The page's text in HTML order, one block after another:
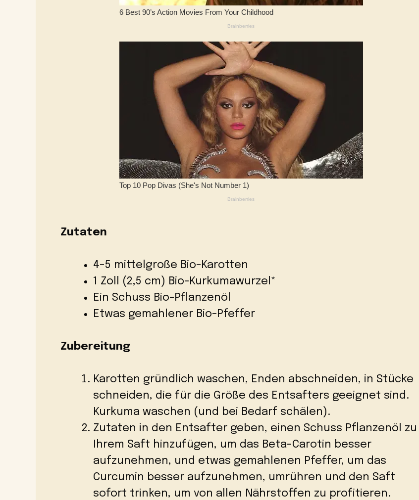
Zutaten
4-5 mittelgroße Bio-Karotten
1 Zoll (2,5 cm) Bio-Kurkumawurzel*
Ein Schuss Bio-Pflanzenöl
Etwas gemahlener Bio-Pfeffer
Zubereitung
Karotten gründlich waschen, Enden abschneiden, in Stücke
schneiden, die für die Größe des Entsafters geeignet sind.
Kurkuma waschen (und bei Bedarf schälen).
Zutaten in den Entsafter geben, einen Schuss Pflanzenöl zu
Ihrem Saft hinzufügen, um das Beta-Carotin besser
aufzunehmen, und etwas gemahlenen Pfeffer, um das
Curcumin besser aufzunehmen, umrühren und den Saft
sofort trinken, um von allen Nährstoffen zu profitieren.